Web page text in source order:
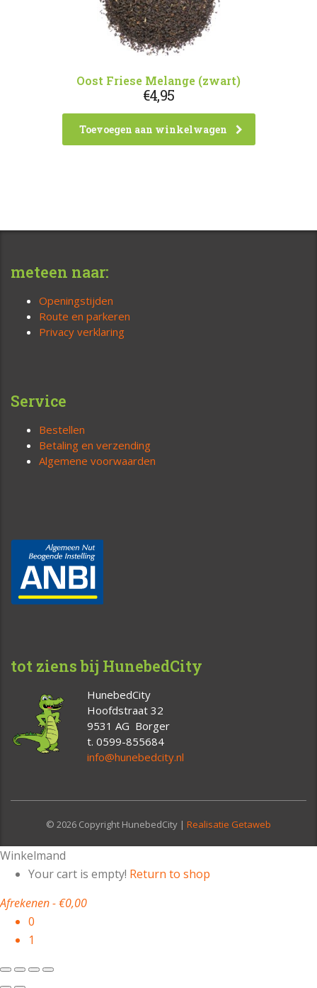
Oost Friese Melange (zwart)
€4,95
Toevoegen aan winkelwagen
meteen naar:
Openingstijden
Route en parkeren
Privacy verklaring
Service
Bestellen
Betaling en verzending
Algemene voorwaarden
tot ziens bij HunebedCity
HunebedCity
Hoofdstraat 32
9531 AG Borger
t. 0599-855684
info@hunebedcity.nl
© 2026 Copyright HunebedCity | Realisatie Getaweb
Winkelmand
Your cart is empty! Return to shop
Afrekenen-€0,00
0
1